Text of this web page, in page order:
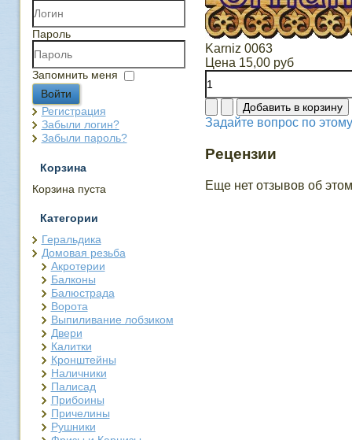
Пароль
Запомнить меня
Войти
Регистрация
Забыли логин?
Забыли пароль?
Корзина
Корзина пуста
Категории
Геральдика
Домовая резьба
Акротерии
Балконы
Балюстрада
Ворота
Выпиливание лобзиком
Двери
Калитки
Кронштейны
Наличники
Палисад
Прибоины
Причелины
Рушники
Karniz 0063
Цена 15,00 руб
Задайте вопрос по
Рецензии
Еще нет отзывов об